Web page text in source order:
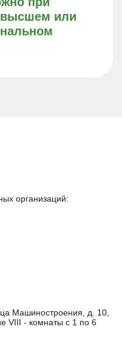
или
организаций:
Машиностроения, д. 10,
VIII - комнаты с 1 по 6